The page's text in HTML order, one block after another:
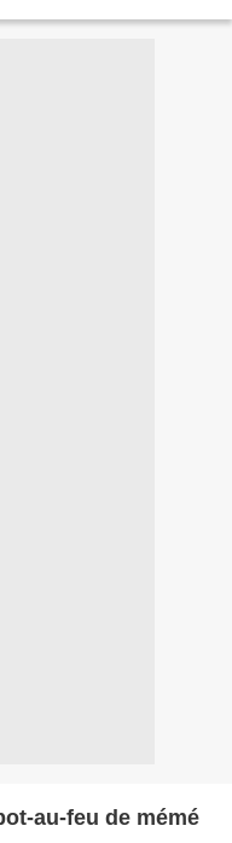
au-feu de mémé